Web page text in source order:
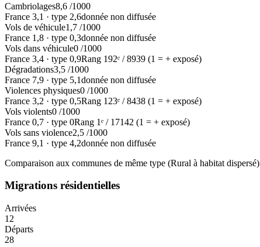
Cambriolages8,6 /1000
France 3,1 · type 2,6donnée non diffusée
Vols de véhicule1,7 /1000
France 1,8 · type 0,3donnée non diffusée
Vols dans véhicule0 /1000
France 3,4 · type 0,9Rang 192ᵉ /8939 (1 = + exposé)
Dégradations3,5 /1000
France 7,9 · type 5,1donnée non diffusée
Violences physiques0 /1000
France 3,2 · type 0,5Rang 123ᵉ /8438 (1 = + exposé)
Vols violents0 /1000
France 0,7 · type 0Rang 1ᵉ / 17142 (1 = + exposé)
Vols sans violence2,5 /1000
France 9,1 · type 4,2donnée non diffusée
Comparaison aux communes de même type (Rural à habitat dispersé
Migrations résidentielles
Arrivées
12
Départs
28